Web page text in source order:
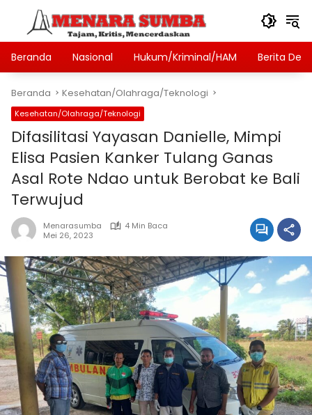
Langsung
konten
Beranda
Nasional Hukum/Kriminal/HAM Berita Desa
Beranda Kesehatan/Olahraga/Teknologi
Kesehatan/Olahraga/Teknologi
Difasilitasi Yayasan Danielle, Mimpi
Elisa Pasien Kanker Tulang Ganas
Asal Rote Ndao untuk Berobat ke Bali
Terwujud
Menarasumba
4 Min Baca
Mei 26, 2023